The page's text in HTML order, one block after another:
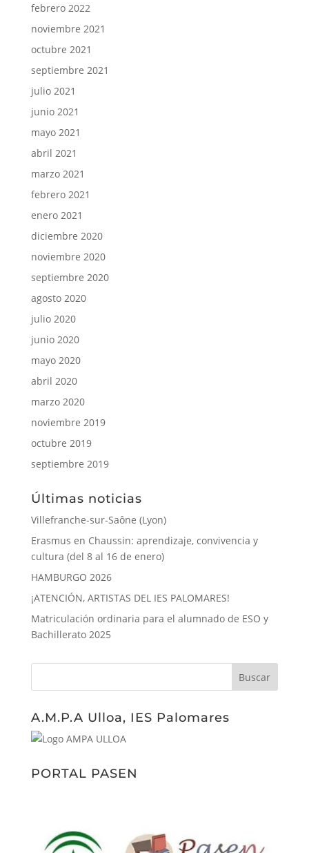
febrero 2022
noviembre 2021
octubre 2021
septiembre 2021
julio 2021
junio 2021
mayo 2021
abril 2021
marzo 2021
febrero 2021
enero 2021
diciembre 2020
noviembre 2020
septiembre 2020
agosto 2020
julio 2020
junio 2020
mayo 2020
abril 2020
marzo 2020
noviembre 2019
octubre 2019
septiembre 2019
Últimas noticias
Villefranche-sur-Saône (Lyon)
Erasmus en Chaussin: aprendizaje, convivencia y
cultura (del 8 al 16 de enero)
HAMBURGO 2026
¡ATENCIÓN, ARTISTAS DEL IES PALOMARES!
Matriculación ordinaria para el alumnado de ESO y
Bachillerato 2025
A.M.P.A Ulloa, IES Palomares
PORTAL PASEN